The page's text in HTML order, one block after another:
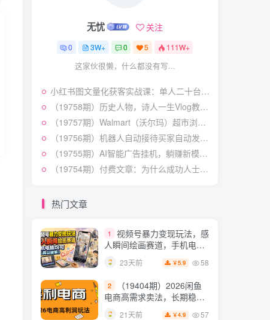
3 （19545期）AI短剧创
作：
ChatGPT+Seedance2.0教
程，从零制作恶毒女配短
全流程
12天前
4
（19538期）人性思维格
局短视频教学：20W博主亲
授×标准化流程×字幕封面设
计×AI提示词×橱窗带货6W
件实战经验
13天前
5 短视频起号涨粉训练营：
全类目爆款剪辑实操，账号
节奏规划复盘落地教程
15天前 ￥2.9
个人超级生产系统【录音
+图片】
无忧 关注
0 3W+ 0 5 111W+
这家伙很懒，什么都没有写...
小红书图文量化获客实战课：单人二十台设备矩阵搭建，标准化流程高效批量引流获客
（19758期）历史人物，诗人一生Vlog教学， AI制作丨伙伴计划丨精选收益丨商单收徒 ，新领域红利期，抓紧做
（19757期）Walmart（沃尔玛）超市浏览标注项目，单账号日收益20+ 单电脑日收益可达1000+带分佣机制
（19756期）机器人自动接待买家自动发货，跟着系统学拼多多虚拟月入1-5万
（19755期）AI智能广告挂机，躺赚新模式 设备托管运行，解放双手持续变现
（19754期）付费文章：为什么成功人士的精力都很旺盛？
热门文章
1
视频号暴力变现玩法，感
人瞬间绘画赛道，手机电脑
均可
23天前 ￥5.9 58
2
（19404期）2026闲鱼
电商高需求卖法，长期稳定
可做，一单利润300
21天前 ￥4.9 57